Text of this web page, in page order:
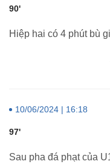
90'
Hiệp hai có 4 phút bù
10/06/2024 | 16:18
97'
Sau pha đá phạt của